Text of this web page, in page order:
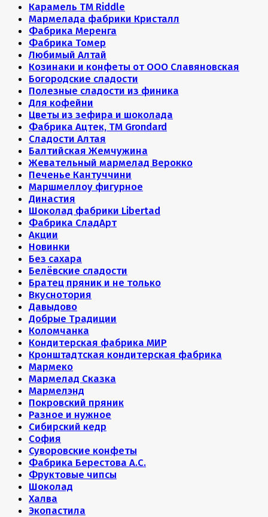
Карамель ТМ Riddle
Мармелада фабрики Кристалл
Фабрика Меренга
Фабрика Томер
Любимый Алтай
Козинаки и конфеты от ООО Славяновская
Богородские сладости
Полезные сладости из финика
Для кофейни
Цветы из зефира и шоколада
Фабрика Ацтек, ТМ Grondard
Сладости Алтая
Балтийская Жемчужина
Жевательный мармелад Верокко
Печенье Кантуччини
Маршмеллоу фигурное
Династия
Шоколад фабрики Libertad
Фабрика СладАрт
Акции
Новинки
Без сахара
Белёвские сладости
Братец пряник и не только
Вкуснотория
Давыдово
Добрые Традиции
Коломчанка
Кондитерская фабрика МИР
Кронштадтская кондитерская фабрика
Мармеко
Мармелад Сказка
Мармелэнд
Покровский пряник
Разное и нужное
Сибирский кедр
София
Суворовские конфеты
Фабрика Берестова А.С.
Фруктовые чипсы
Шоколад
Халва
Экопастила